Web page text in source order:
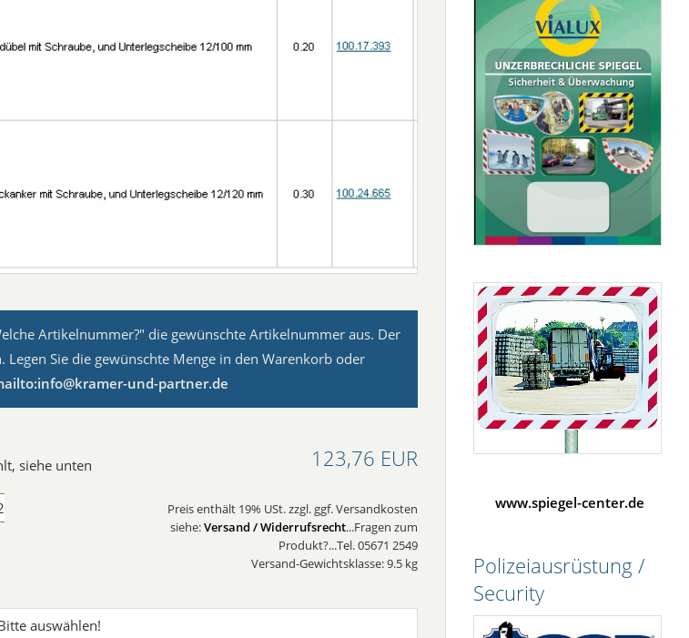
Artikelnummer?" die gewünschte Artikelnummer aus. Der
Legen Sie die gewünschte Menge in den Warenkorb oder
und-partner.de
siehe unten 123,76 EUR
Preis enthält 19% USt. zzgl. ggf. Versandkosten
siehe:Versand / Widerrufsrecht...Fragen zum
Produkt?...Tel. 05671 2549
Versand-Gewichtsklasse: 9.5 kg
www.spiegel-center.de
Polizeiausrüstung /
Security